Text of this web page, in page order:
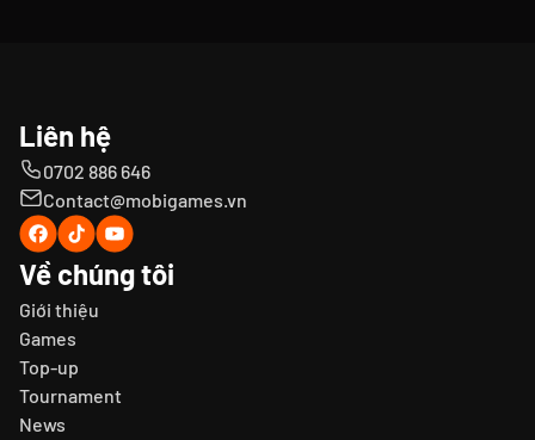
Liên hệ
0702 886 646
Contact@mobigames.vn
Về chúng tôi
Giới thiệu
Games
Top-up
Tournament
News